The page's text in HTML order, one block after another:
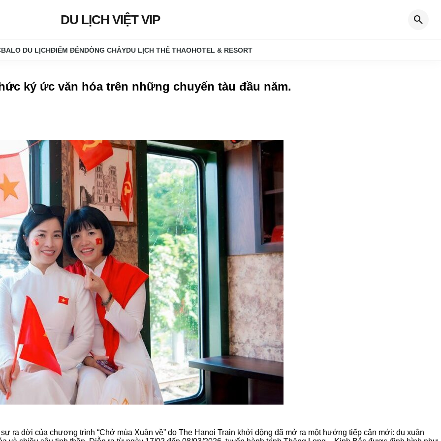
DU LỊCH VIỆT VIP search
BALO DU LỊCHĐIỂM ĐẾN DÒNG CHẢY DU LỊCH THỂ THAO HOTEL & RESORT
ký ức văn hóa trên những chuyến tàu đầu năm.
ra đời của chương trình “Chở mùa Xuân về” do The Hanoi Train khởi động đã mở ra một hướng tiếp cận mới: du xuân